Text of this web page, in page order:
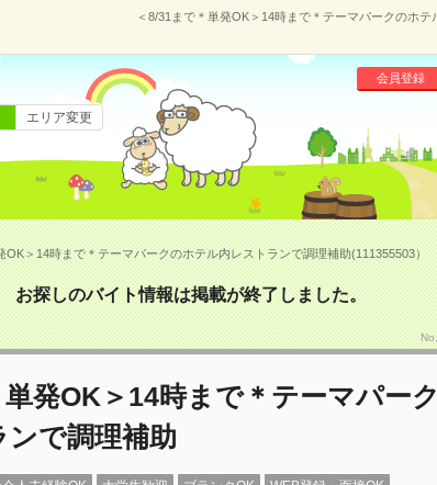
＜8/31まで＊単発OK＞14時まで＊テーマパークのホ
会員登録
エリア変更
OK＞14時まで＊テーマパークのホテル内レストランで調理補助(111355503）
お探しのバイト情報は掲載が終了しました。
単発OK＞14時まで＊テーマパー
ンで調理補助